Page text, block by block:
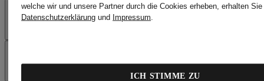
SERVICE
VERSAND
welche wir und unsere Partner durch die Cookies erheben, erhalten
Datenschutzerklärung und Impressum
ICH STIMME ZU